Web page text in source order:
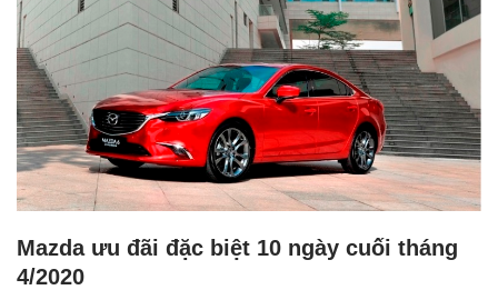
Mazda ưu đãi đặc biệt 10 ngày cuối tháng
4/2020